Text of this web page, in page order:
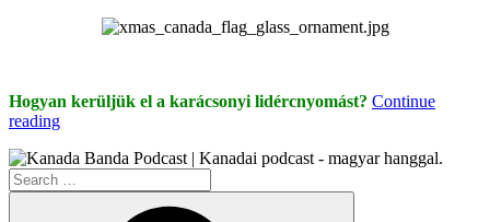
Hogyan kerüljük el a karácsonyi lidércnyomást? Continue
reading“Karácsony
Napja
Search
for: